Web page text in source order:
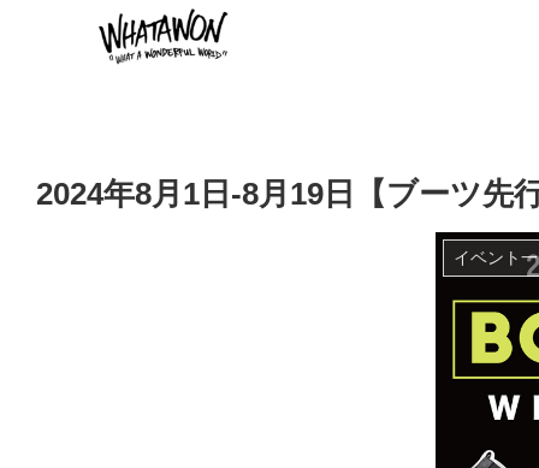
2024年8月1日-8月19日【ブーツ先
イベント